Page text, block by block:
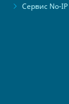
Сервис No-IP